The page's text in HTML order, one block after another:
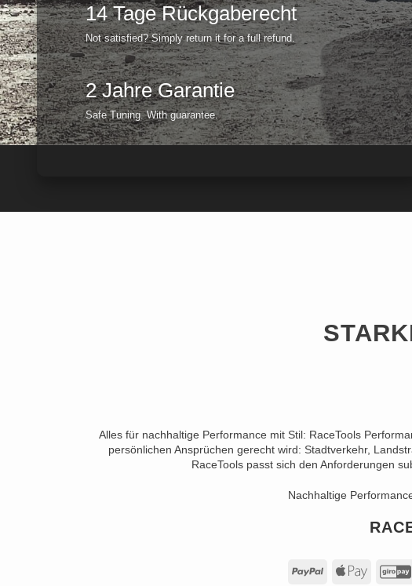
14 Tage Rückgaberecht
Not satisfied? Simply return it for a full refund.
2 Jahre Garantie
Safe Tuning. With guarantee.
Alles für nachhaltige Performance mit Stil: RaceTools
persönlichen Ansprüchen gerecht wird: Stadtverkehr,
RaceTools passt sich den Anforderungen
Nachhaltige
PayPal Apple